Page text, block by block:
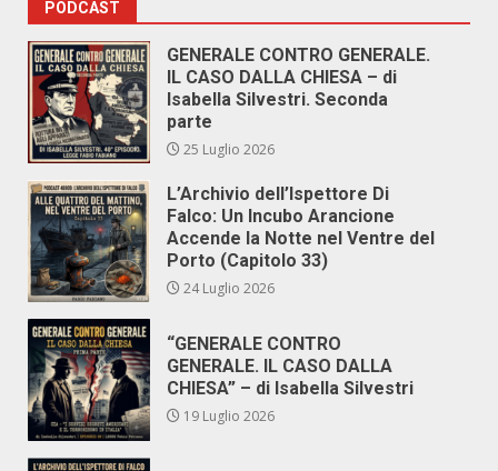
PODCAST
GENERALE CONTRO GENERALE.
IL CASO DALLA CHIESA – di
Isabella Silvestri. Seconda
parte
25 Luglio 2026
L’Archivio dell’Ispettore Di
Falco: Un Incubo Arancione
Accende la Notte nel Ventre del
Porto (Capitolo 33)
24 Luglio 2026
“GENERALE CONTRO
GENERALE. IL CASO DALLA
CHIESA” – di Isabella Silvestri
19 Luglio 2026